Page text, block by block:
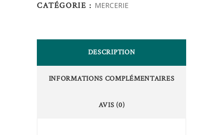
CATÉGORIE : MERCERIE
DESCRIPTION
INFORMATIONS COMPLÉMENTAIRES
AVIS (0)